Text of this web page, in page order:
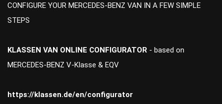
CONFIGURE YOUR MERCEDES-BENZ VAN IN A FEW SIMPLE
STEPS
KLASSEN VAN ONLINE CONFIGURATOR - based on
MERCEDES-BENZ V-Klasse & EQV
https://klassen.de/en/configurator